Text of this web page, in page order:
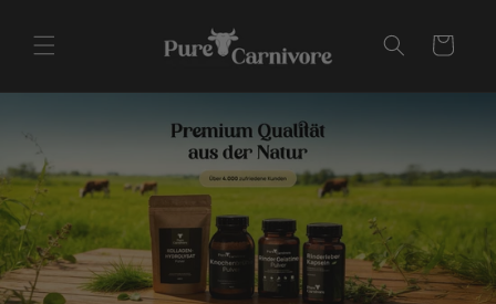
Inhalt
Warenkorb